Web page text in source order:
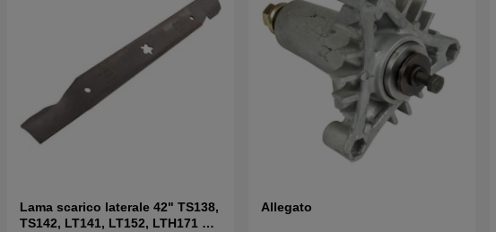
Lama scarico laterale 42" TS138,
TS142, LT141, LT152, LTH171 e
Allegato